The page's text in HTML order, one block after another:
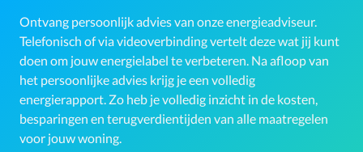
Ontvang persoonlijk advies van onze energieadviseur.
Telefonisch of via videoverbinding vertelt deze wat jij kunt
doen om jouw energielabel te verbeteren. Na afloop van
het persoonlijke advies krijg je een volledig
energierapport. Zo heb je volledig inzicht in de kosten,
besparingen en terugverdientijden van alle maatregelen
voor jouw woning.